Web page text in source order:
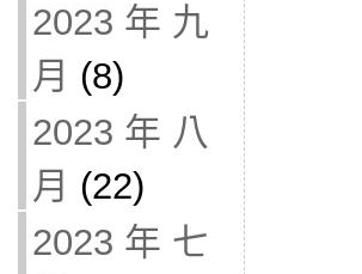
2023 年 九
月 (8)
2023 年 八
月 (22)
2023 年 七